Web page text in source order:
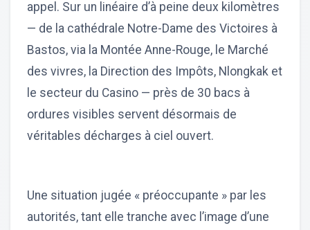
appel. Sur un linéaire d’à peine deux kilomètres
— de la cathédrale Notre-Dame des Victoires à
Bastos, via la Montée Anne-Rouge, le Marché
des vivres, la Direction des Impôts, Nlongkak et
le secteur du Casino — près de 30 bacs à
ordures visibles servent désormais de
véritables décharges à ciel ouvert.
Une situation jugée « préoccupante » par les
autorités, tant elle tranche avec l’image d’une